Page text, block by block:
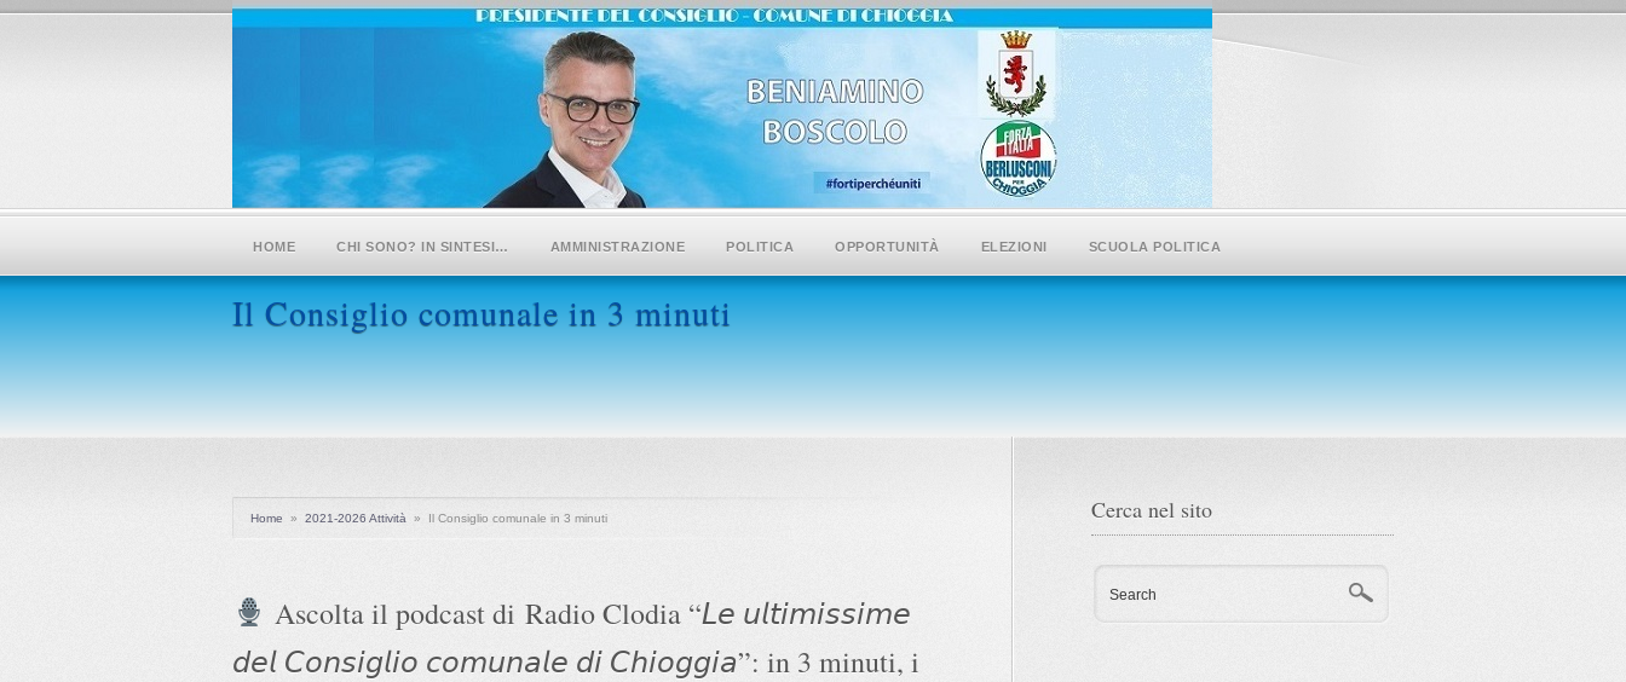
HOME CHI SONO? IN SINTESI… AMMINISTRAZIONE POLITICA OPPORTUNITÀ ELEZIONI SCUOLA POLITICA
Il Consiglio comunale in 3 minuti
Home » 2021-2026 Attività » Il Consiglio comunale in 3 minuti
Ascolta il podcast diRadio Clodia “𝘓𝘦 𝘶𝘭𝘵𝘪𝘮𝘪𝘴𝘴𝘪𝘮𝘦
𝘥𝘦𝘭 𝘊𝘰𝘯𝘴𝘪𝘨𝘭𝘪𝘰 𝘤𝘰𝘮𝘶𝘯𝘢𝘭𝘦 𝘥𝘪 𝘊𝘩𝘪𝘰𝘨𝘨𝘪𝘢”: in 3 minuti, i
Cerca nel sito
Search